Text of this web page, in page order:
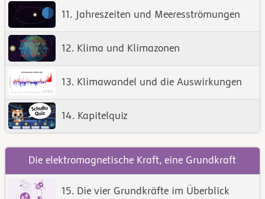
11. Jahreszeiten und Meeresströmungen
12. Klima und Klimazonen
13. Klimawandel und die Auswirkungen
14. Kapitelquiz
Die elektromagnetische Kraft, eine Grundkraft
15. Die vier Grundkräfte im Überblick